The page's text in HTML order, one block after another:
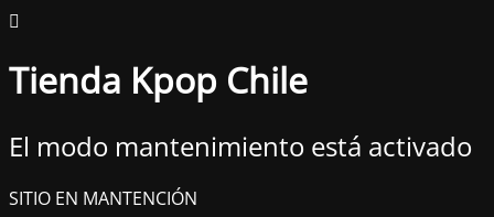
Tienda Kpop Chile
El modo mantenimiento está activado
SITIO EN MANTENCIÓN